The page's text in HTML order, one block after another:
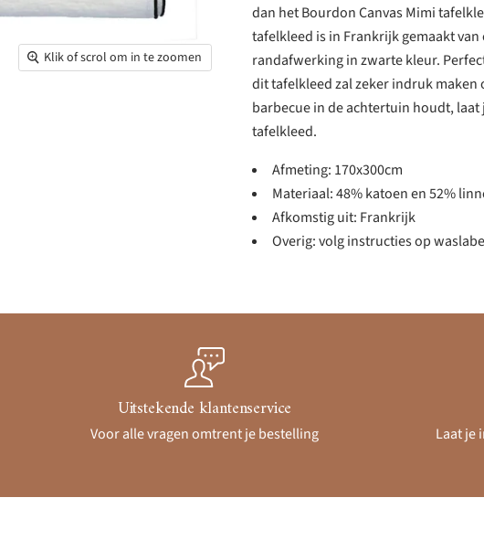
Klik of scrol om in te zoomen
dan het Bourdon Canvas Mimi
tafelkleed is in Frankrijk gemaakt
randafwerking in zwarte kleur.
dit tafelkleed zal zeker indruk maken
barbecue in de achtertuin houdt,
tafelkleed.
Afmeting: 170x300cm
Materiaal: 48% katoen en 52%
Afkomstig uit: Frankrijk
Overig: volg instructies op
Uitstekende klantenservice
Voor alle vragen omtrent je bestelling Laat je